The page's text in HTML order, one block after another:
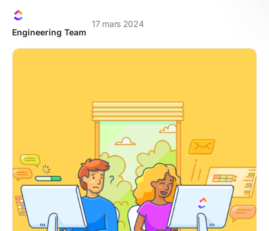
Engineering Team
17 mars 2024